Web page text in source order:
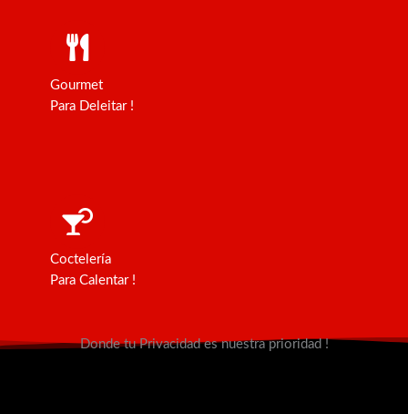
Gourmet
Para Deleitar !
Coctelería
Para Calentar !
Donde tu Privacidad es nuestra prioridad !